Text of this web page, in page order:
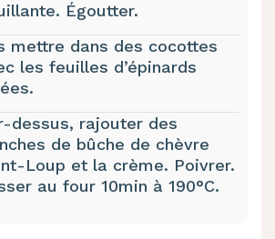
Égoutter.
mettre dans des cocottes
les feuilles d’épinards
dessus, rajouter des
de bûche de chèvre
Loup et la crème. Poivrer.
au four 10min à 190°C.